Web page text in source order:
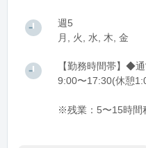
週5
月, 火, 水, 木, 金
【勤務時間帯】◆
9:00〜17:30(休憩
※残業：5〜15時間